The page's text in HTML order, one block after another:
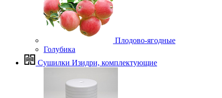
Плодово-ягодные
Голубика
Сушилки Изидри, комплектующие